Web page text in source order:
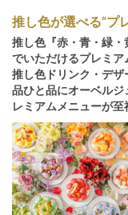
推し色が選べる“プ
推し色『赤・青・緑
でいただけるプレミア
推し色ドリンク・デ
品ひと品にオーベル
レミアムメニューが至